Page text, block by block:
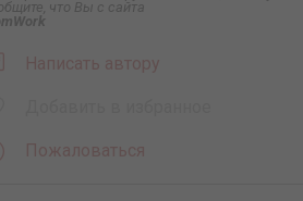
что Вы с сайта
Написать автору
Пожаловаться